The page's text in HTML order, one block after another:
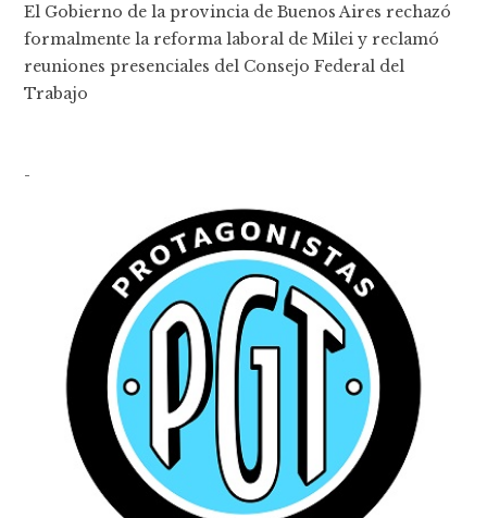
El Gobierno de la provincia de Buenos Aires rechazó
formalmente la reforma laboral de Milei y reclamó
reuniones presenciales del Consejo Federal del
Trabajo
-